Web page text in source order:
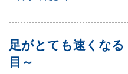
足がとても速くな
目～